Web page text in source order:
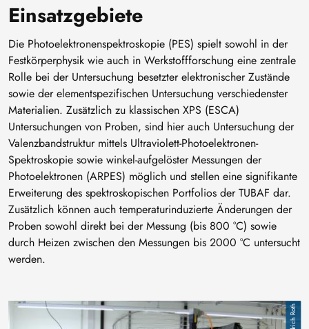
Einsatzgebiete
Die Photoelektronenspektroskopie (PES) spielt sowohl in der
Festkörperphysik wie auch in Werkstoffforschung eine zentrale
Rolle bei der Untersuchung besetzter elektronischer Zustände
sowie der elementspezifischen Untersuchung verschiedenster
Materialien. Zusätzlich zu klassischen XPS (ESCA)
Untersuchungen von Proben, sind hier auch Untersuchung der
Valenzbandstruktur mittels Ultraviolett-Photoelektronen-
Spektroskopie sowie winkel-aufgelöster Messungen der
Photoelektronen (ARPES) möglich und stellen eine signifikante
Erweiterung des spektroskopischen Portfolios der TUBAF dar.
Zusätzlich können auch temperaturinduzierte Änderungen der
Proben sowohl direkt bei der Messung (bis 800 °C) sowie
durch Heizen zwischen den Messungen bis 2000 °C untersucht
werden.
Bild